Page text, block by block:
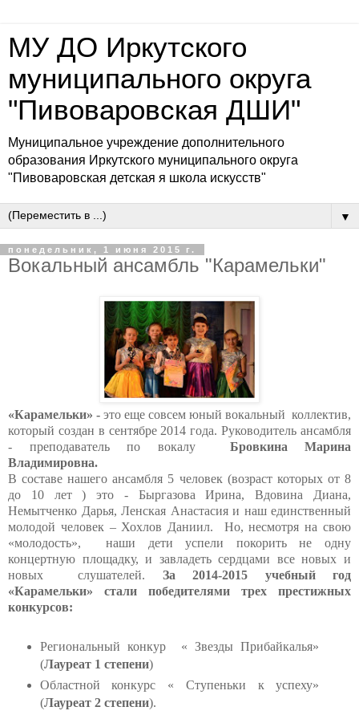
МУ ДО Иркутского
муниципального округа
"Пивоваровская ДШИ"
Муниципальное учреждение дополнительного
образования Иркутского муниципального округа
"Пивоваровская детская я школа искусств"
▼
понедельник, 1 июня 2015 г.
Вокальный ансамбль "Карамельки"
«Карамельки» - это еще совсем юный вокальный коллектив,
который создан в сентябре 2014 года.Руководитель ансамбля
- преподаватель по вокалу Бровкина Марина
Владимировна.
В составе нашего ансамбля 5 человек (возраст которых от 8
до 10 лет ) это - Быргазова Ирина, Вдовина Диана,
Немытченко Дарья, Ленская Анастасия и наш единственный
молодой человек – Хохлов Даниил. Но, несмотря на свою
«молодость», наши дети успели покорить не одну
концертную площадку, и завладеть сердцами все новых и
новых слушателей. За 2014-2015 учебный год
«Карамельки» стали победителями трех престижных
конкурсов:
Региональный конкур « Звезды Прибайкалья»
(Лауреат 1 степени)
Областной конкурс « Ступеньки к успеху»
(Лауреат 2 степени).